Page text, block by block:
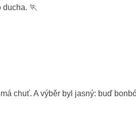
🏃
chuť. A výběr byl jasný: buď